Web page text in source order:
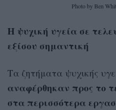
Photo by Ben
Η ψυχική υγεία σε
εξίσου σημαντική
Τα ζητήματα ψυχικής
αναφέρθηκαν προς το
στα περισσότερα